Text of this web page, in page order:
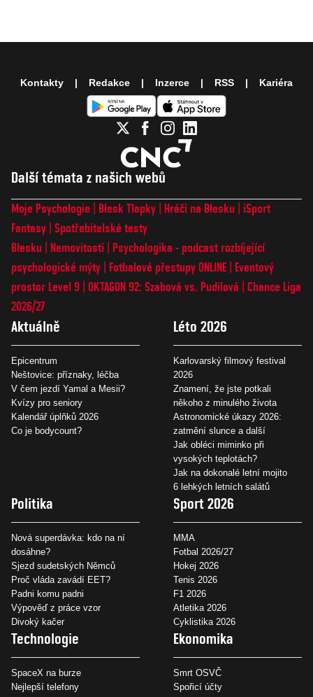
Další témata z našich webů
Moje Psychologie Blesk Tlapky Hráči na Blesku
iSport
Fantasy Spotřebitelské testy
Blesku
Nemovitosti
Psychologika - podcast rozbíjející
psychologické mýty
Fotbalové přestupy ONLINE
Eventový
prostor Level 9 OKTAGON 92: Szabová vs. Pudilová
Chance Liga
2026/27
Aktuálně
Epicentrum
Neštovice: příznaky, léčba
V čem jezdí Yamal a Mesii?
Kvízy pro seniory
Kalendář úplňků 2026
Co je bodycount?
Léto 2026
Karlovarský filmový festival
2026
Znamení, že jste potkali
někoho z minulého života
Astronomické úkazy 2026:
zatmění slunce a další
Jak obléci miminko při
vysokých teplotách?
Jak na dokonalé letní mojito
6 lehkých letních salátů
Politika
Nová superdávka: kdo na ní
dosáhne?
Sjezd sudetských Němců
Proč vláda zavádí EET?
Padni komu padni
Výpověď z práce vzor
Divoký kačer
Sport 2026
MMA
Fotbal 2026/27
Hokej 2026
Tenis 2026
F1 2026
Atletika 2026
Cyklistika 2026
Technologie
SpaceX na burze
Nejlepší telefony
Ekonomika
Smrt OSVČ
Spořicí účty
Kontakty Redakce Inzerce RSS Kariéra